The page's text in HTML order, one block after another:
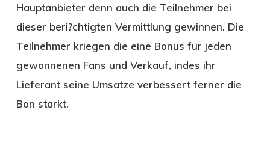
Hauptanbieter denn auch die Teilnehmer bei
dieser beri?chtigten Vermittlung gewinnen. Die
Teilnehmer kriegen die eine Bonus fur jeden
gewonnenen Fans und Verkauf, indes ihr
Lieferant seine Umsatze verbessert ferner die
Bon starkt.